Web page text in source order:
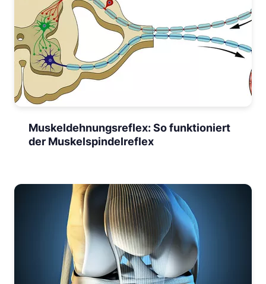
Muskeldehnungsreflex: So funktioniert
der Muskelspindelreflex